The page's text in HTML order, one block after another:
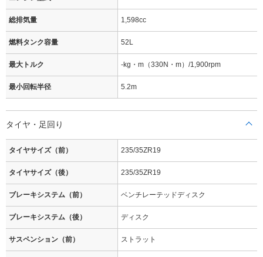
総排気量 1,598cc
燃料タンク容量 52L
最大トルク -kg・m（330N・m）/1,900rpm
最小回転半径 5.2m
タイヤ・足回り
タイヤサイズ（前） 235/35ZR19
タイヤサイズ（後） 235/35ZR19
ブレーキシステム（前） ベンチレーテッドディスク
ブレーキシステム（後） ディスク
サスペンション（前） ストラット